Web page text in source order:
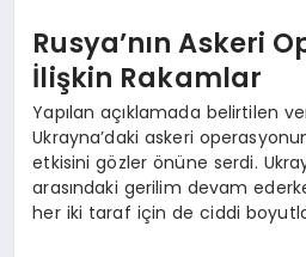
Rusya’nın Askeri
İlişkin Rakamlar
Yapılan açıklamada belirtilen
Ukrayna’daki askeri
etkisini gözler önüne serdi.
arasındaki gerilim devam
her iki taraf için de ciddi